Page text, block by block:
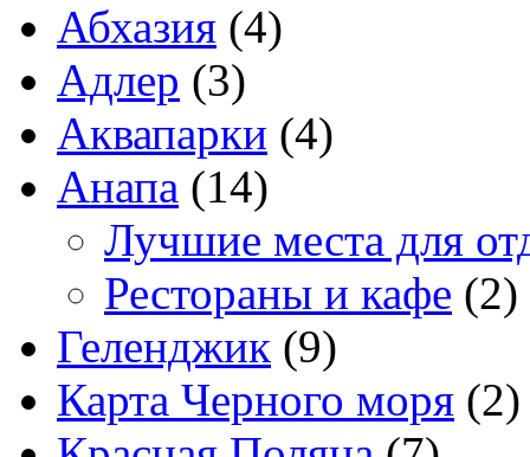
Абхазия (4)
Адлер (3)
Аквапарки (4)
Анапа (14)
Лучшие места для
Рестораны и кафе (2)
Геленджик (9)
Карта Черного моря (2)